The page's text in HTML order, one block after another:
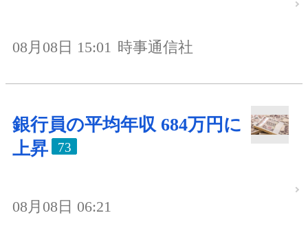
08月08日 15:01 時事通信社
銀行員の平均年収 684万円に
上昇
73
08月08日 06:21